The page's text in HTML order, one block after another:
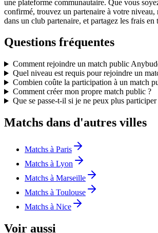
une plateforme communautaire. Que vous
confirmé, trouvez un partenaire à votre niveau,
dans un club partenaire, et partagez les frais en
Questions fréquentes
Comment rejoindre un match public
Quel niveau est requis pour rejoindre un
Combien coûte la participation à un match
Comment créer mon propre match public ?
Que se passe-t-il si je ne peux plus participer
Matchs dans d'autres villes
Matchs à Paris
Matchs à Lyon
Matchs à Marseille
Matchs à Toulouse
Matchs à Nice
Voir aussi